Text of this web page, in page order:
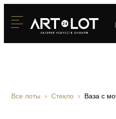
Все лоты Стекло Ваза с